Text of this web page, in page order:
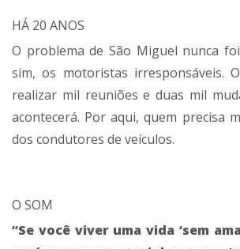
HÁ 20 ANOS
O problema de São Miguel nunca
sim, os motoristas irresponsáveis.
realizar mil reuniões e duas mil
acontecerá. Por aqui, quem precisa
dos condutores de veículos.
O SOM
“Se você viver uma vida ‘sem